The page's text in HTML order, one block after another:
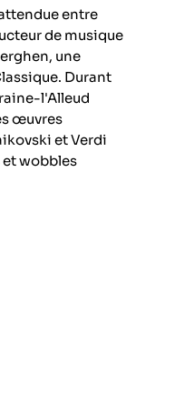
entre
de musique
, une
Durant
l'Alleud
œuvres
et Verdi
wobbles